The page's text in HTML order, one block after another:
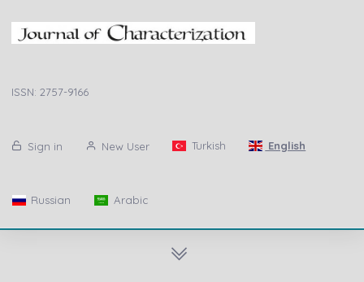
ISSN: 2757-9166
Sign in New User Turkish English
Russian Arabic